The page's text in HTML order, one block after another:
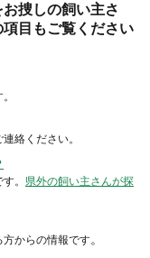
捜しの飼い主さ
目もご覧ください
絡ください。
。 県外の飼い主さんが探
方からの情報です。